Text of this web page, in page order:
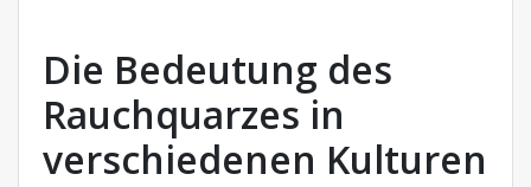
Die Bedeutung des
Rauchquarzes in
verschiedenen Kulturen